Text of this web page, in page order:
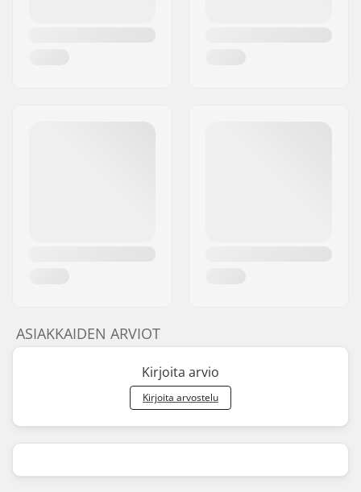
ASIAKKAIDEN ARVIOT
Kirjoita arvio
Kirjoita arvostelu